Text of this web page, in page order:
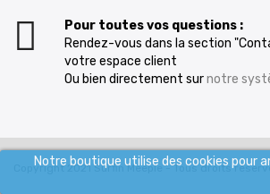
Notre boutique utilise des cookies pour
Pour toutes vos questions :
Rendez-vous dans la section
votre espace client
Ou bien directement surnotre
Copyright 2021 Surfin Meeple - Tous droits